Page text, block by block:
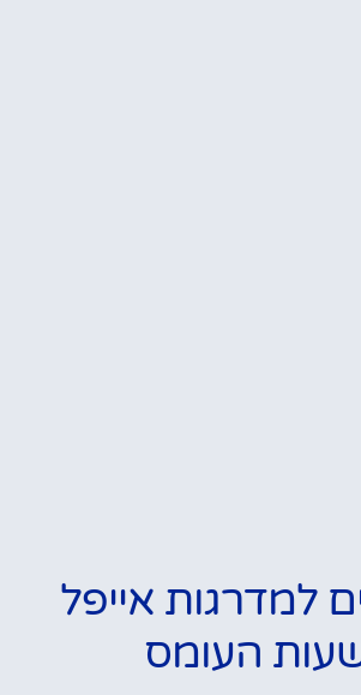
למדרגות אייפל
העומס